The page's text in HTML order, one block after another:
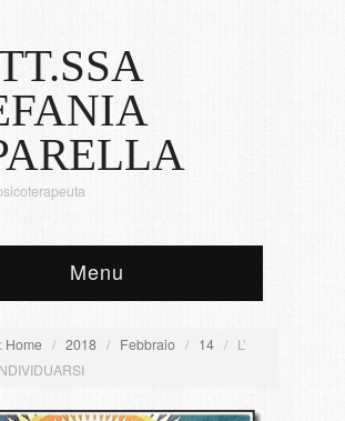
Menu
Home / 2018 / Febbraio / 14 / L’